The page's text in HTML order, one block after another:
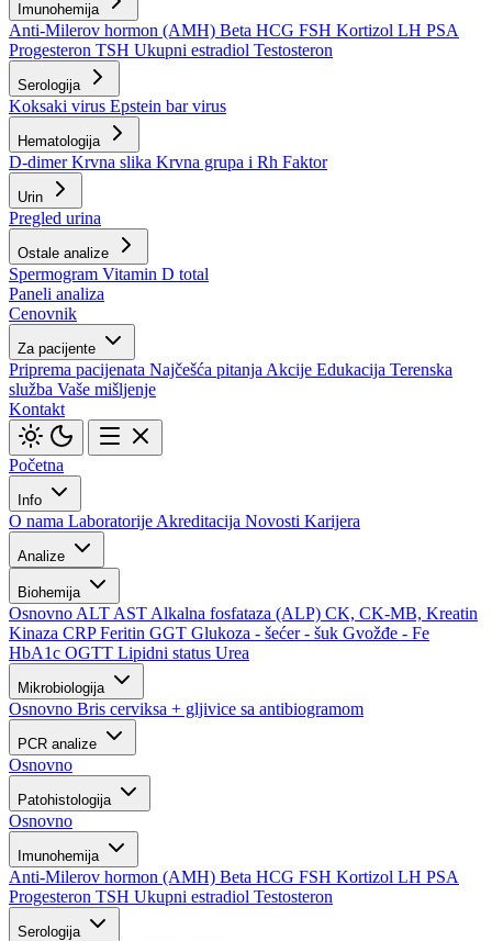
Imunohemija
Anti-Milerov hormon (AMH) Beta HCG FSH Kortizol LH PSA
Progesteron TSH Ukupni estradiol Testosteron
Serologija
Koksaki virus Epstein bar virus
Hematologija
D-dimerKrvna slika Krvna grupa i Rh Faktor
Urin
Pregled urina
Ostale analize
Spermogram Vitamin D total
Paneli analiza
Cenovnik
Za pacijente
Priprema pacijenata Najčešća pitanja Akcije Edukacija Terenska
služba Vaše mišljenje
Kontakt
Početna
Info
O nama Laboratorije Akreditacija Novosti Karijera
Analize
Biohemija
Osnovno ALT AST Alkalna fosfataza (ALP) CK, CK-MB, Kreatin
Kinaza CRPFeritin GGT Glukoza - šećer - šuk Gvožđe - Fe
HbA1c OGTT Lipidni status Urea
Mikrobiologija
Osnovno Bris cerviksa + gljivice sa antibiogramom
PCR analize
Osnovno
Patohistologija
Osnovno
Imunohemija
Anti-Milerov hormon (AMH) Beta HCG FSH Kortizol LH PSA
Progesteron TSH Ukupni estradiol Testosteron
Serologija